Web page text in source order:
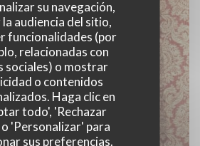
su navegación,
audiencia del sitio,
funcionalidades (por
relacionadas con
sociales) o mostrar
o contenidos
Haga clic en
todo', 'Rechazar
'Personalizar' para
sus preferencias.